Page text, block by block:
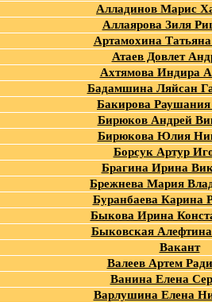
Алладинов Марис
Аллаярова Зиля
Артамохина
Атаев Довлет
Ахтямова Индира
Бадамшина Ляйсан
Бакирова
Бирюков Андрей
Бирюкова Юлия
Борсук Артур
Брагина Ирина
Брежнева Мария
Буранбаева Карина
Быкова Ирина
Быковская
Вакант
Валеев Артем
Ванина Елена
Варлушина Елена